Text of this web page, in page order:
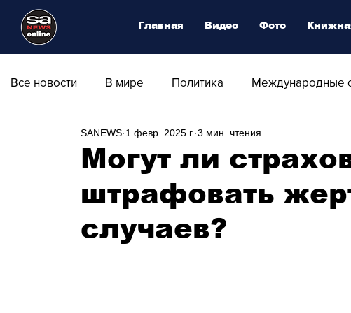
Все новости В мире Политика Международные
Общество Армия Аналитика
Культура Магия искусства Swiss
Могут ли
штрафовать
случаев?
SANEWS 1 февр. 2025 г. 3 мин. чтения
Главная Видео Фото